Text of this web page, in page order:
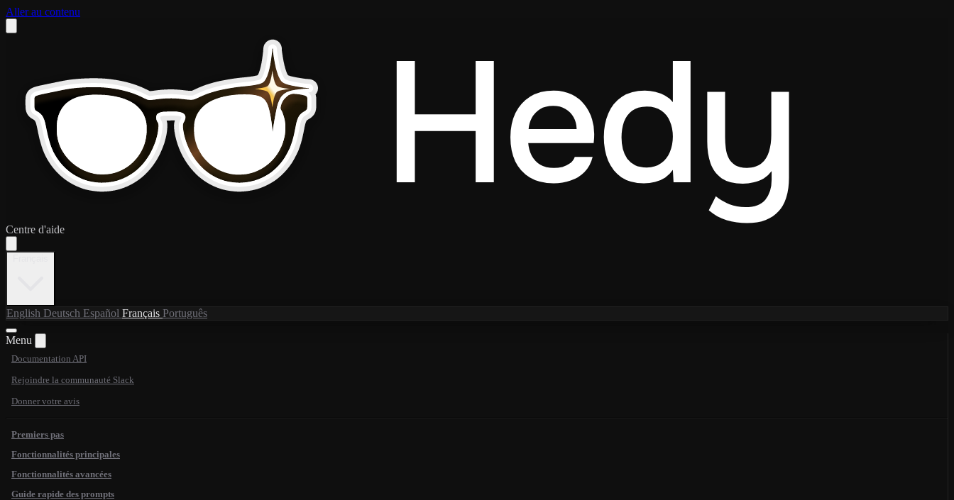
Aller au contenu
Centre d'aide
English Deutsch Español Français Português
Menu
Documentation API
Rejoindre la communauté Slack
Donner votre avis
Premiers pas
Fonctionnalités principales
Fonctionnalités avancées
Guide rapide des prompts